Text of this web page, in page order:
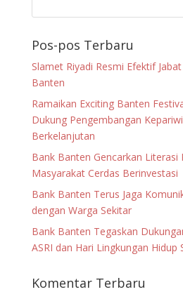
Pos-pos Terbaru
Slamet Riyadi Resmi Efektif
Banten
Ramaikan Exciting Banten
Dukung Pengembangan
Berkelanjutan
Bank Banten Gencarkan
Masyarakat Cerdas Berinvestasi
Bank Banten Terus Jaga
dengan Warga Sekitar
Bank Banten Tegaskan
ASRI dan Hari Lingkungan Hidup
Komentar Terbaru